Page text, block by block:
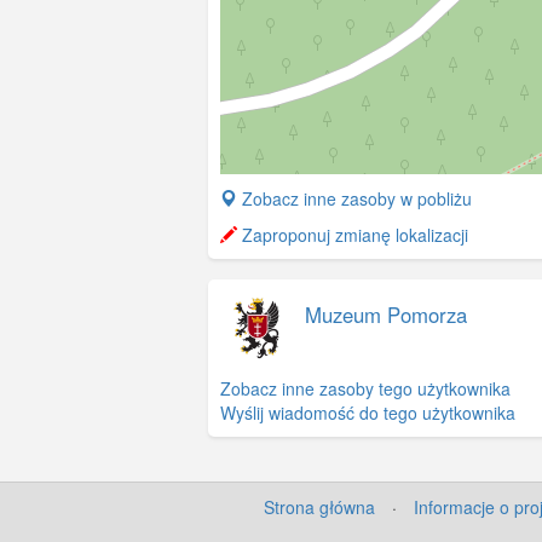
+
−
Zobacz inne zasoby w pobliżu
Zaproponuj zmianę lokalizacji
Muzeum Pomorza
Zobacz inne zasoby tego użytkownika
Wyślij wiadomość do tego użytkownika
Strona główna · Informacje o